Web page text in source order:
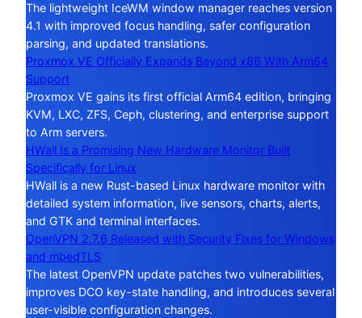
The lightweight IceWM window manager reaches version
4.1 with improved focus handling, safer configuration
parsing, and updated translations.
Proxmox VE Officially Expands Beyond x86 With Arm64
Support
Proxmox VE gains its first official Arm64 edition, bringing
KVM, LXC, ZFS, Ceph, clustering, and enterprise support
to Arm servers.
HWall Is a Promising New Hardware Monitor Built
Specifically for Linux
HWall is a new Rust-based Linux hardware monitor with
detailed system information, live sensors, charts, alerts,
and GTK and terminal interfaces.
OpenVPN 2.7.6 Released with Security Fixes for Windows
and mbedTLS
The latest OpenVPN update patches two vulnerabilities,
improves DCO key-state handling, and introduces several
user-visible configuration changes.